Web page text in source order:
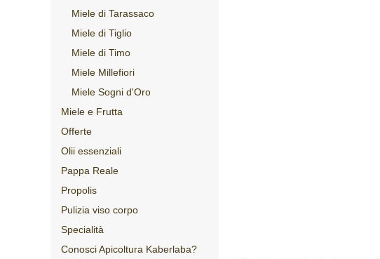
Miele di Tarassaco
Miele di Tiglio
Miele di Timo
Miele Millefiori
Miele Sogni d'Oro
Miele e Frutta
Offerte
Olii essenziali
Pappa Reale
Propolis
Pulizia viso corpo
Specialità
Conosci Apicoltura Kaberlaba?